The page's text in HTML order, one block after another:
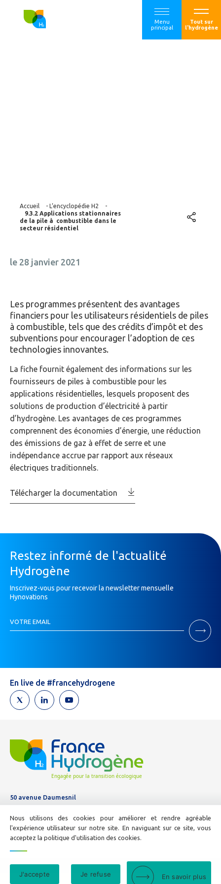
Menu
principal
Tout sur
l'hydrogène
Accueil - L’encyclopédie H2
-
9.3.2 Applications stationnaires
de la pile à combustible dans le
secteur résidentiel
le 28 janvier 2021
Les programmes présentent des avantages
financiers pour les utilisateurs résidentiels de piles
à combustible, tels que des crédits d’impôt et des
subventions pour encourager l’adoption de ces
technologies innovantes.
La fiche fournit également des informations sur les
fournisseurs de piles à combustible pour les
applications résidentielles, lesquels proposent des
solutions de production d’électricité à partir
d’hydrogène. Les avantages de ces programmes
comprennent des économies d’énergie, une réduction
des émissions de gaz à effet de serre et une
indépendance accrue par rapport aux réseaux
électriques traditionnels.
Télécharger la documentation
Restez informé de l'actualité
Hydrogène
Inscrivez-vous pour recevoir la newsletter mensuelle
Hynovations
Newsletter
VOTRE EMAIL
Si
un
humain,
ne
remplissez
pas
En live de #francehydrogene
50 avenue Daumesnil
01 44 11 10 04
E-mail :
info@france-hydrogene.org
Mentions légales
Nous utilisons des cookies pour améliorer et rendre agréable
l'expérience utilisateur sur notre site. En naviguant sur ce site, vous
acceptez la politique d'utilisation des cookies.
J'accepte Je refuse En savoir plus